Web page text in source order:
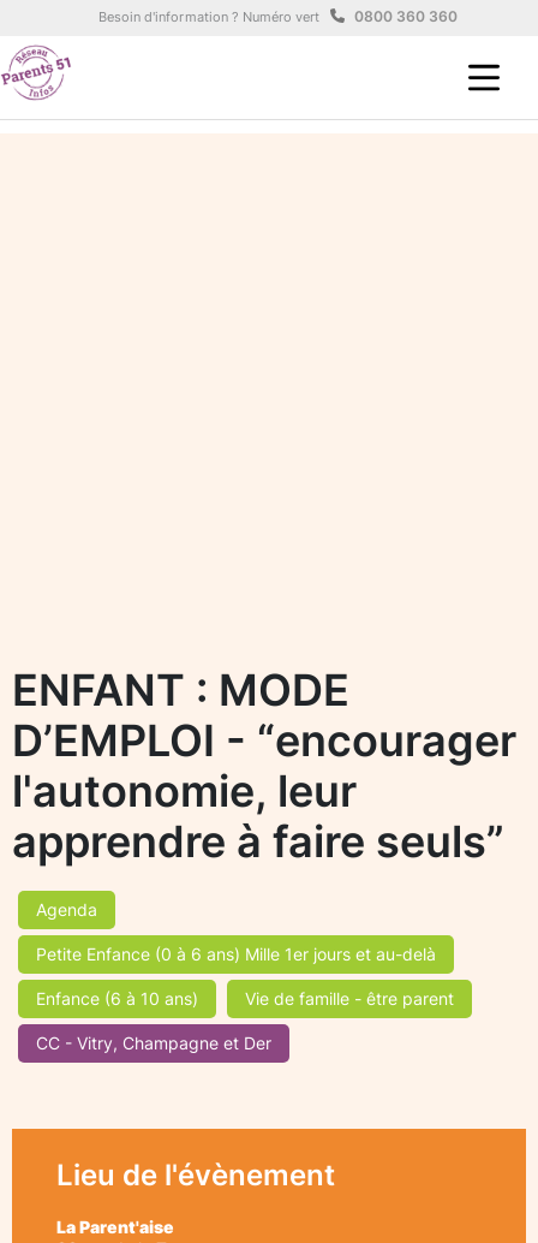
Aller au contenu principal
Besoin d'information ? Numéro vert 0800 360 360
ENFANT : MODE
D’EMPLOI - “encourager
l'autonomie, leur
apprendre à faire seuls”
Agenda
Petite Enfance (0 à 6 ans) Mille 1er jours et au-delà
Enfance (6 à 10 ans) Vie de famille - être parent
CC - Vitry, Champagne et Der
Lieu de l'évènement
La Parent'aise
Panneau de gestion des cookies